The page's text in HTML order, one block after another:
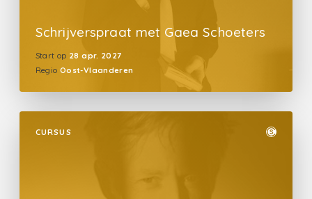
Schrijverspraat met Gaea Schoeters
Start op 28 apr. 2027
Regio Oost-Vlaanderen
CURSUS